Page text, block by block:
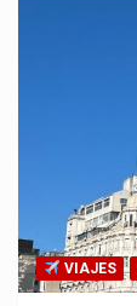
VIAJES